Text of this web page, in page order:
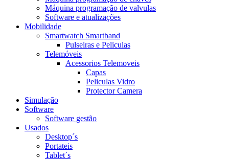
Máquina programação de valvulas
Software e atualizações
Mobilidade
Smartwatch Smartband
Pulseiras e Peliculas
Telemóveis
Acessorios Telemoveis
Capas
Peliculas Vidro
Protector Camera
Simulação
Software
Software gestão
Usados
Desktop´s
Portateis
Tablet´s